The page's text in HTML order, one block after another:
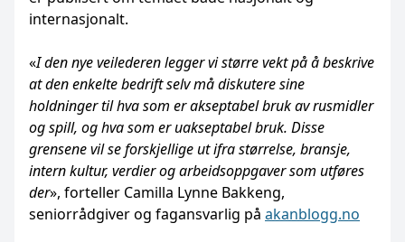
internasjonalt.
«I den nye veilederen legger vi større vekt på å beskrive
at den enkelte bedrift selv må diskutere sine
holdninger til hva som er akseptabel bruk av rusmidler
og spill, og hva som er uakseptabel bruk. Disse
grensene vil se forskjellige ut ifra størrelse, bransje,
intern kultur, verdier og arbeidsoppgaver som utføres
der», forteller Camilla Lynne Bakkeng,
seniorrådgiver og fagansvarlig på akanblogg.no